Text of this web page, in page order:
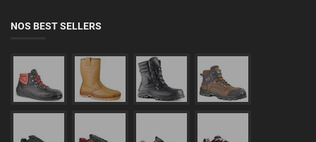
NOS BEST SELLERS